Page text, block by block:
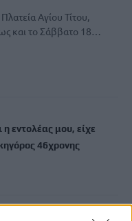
Αγίου Τίτου,
και το Σάββατο 18…
εντολέας μου, είχε
46χρονης